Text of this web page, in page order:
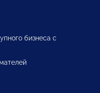
бизнеса с